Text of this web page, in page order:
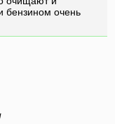
бензином очень